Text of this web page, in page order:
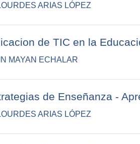
ARIAS LÓPEZ
de TIC en la
MAYAN ECHALAR
de Enseñanza -
ARIAS LÓPEZ